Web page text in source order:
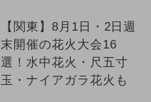
【関東】8月1日・2日週
末開催の花火大会16
選！水中花火・尺五寸
玉・ナイアガラ花火も